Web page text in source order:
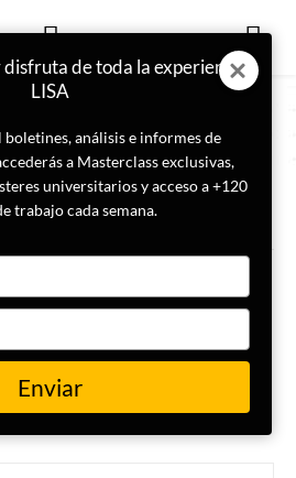
ETIQUETA
sociales
| Prospectiva
a los servicios sociales
de toda la experiencia
LISA
boletines, análisis e informes de
a Masterclass exclusivas,
universitarios y acceso a +120
trabajo cada semana.
Enviar